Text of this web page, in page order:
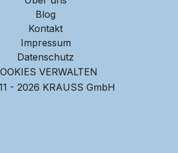
Blog
Kontakt
Impressum
Datenschutz
VERWALTEN
- 2026 KRAUSS GmbH